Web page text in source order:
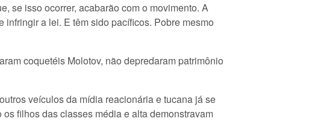
se isso ocorrer, acabarão com o movimento. A
infringir a lei. E têm sido pacíficos. Pobre mesmo
coquetéis Molotov, não depredaram patrimônio
veículos da mídia reacionária e tucana já se
filhos das classes média e alta demonstravam